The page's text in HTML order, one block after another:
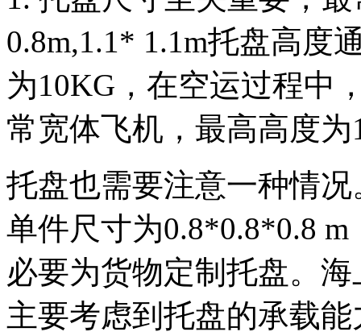
0.8m,1.1* 1.1m托盘高度
为10KG，在空运过程中
常宽体飞机，最高高度为
托盘也需要注意一种情况
单件尺寸为0.8*0.8*0.8
必要为货物定制托盘。 海
主要考虑到托盘的承载能